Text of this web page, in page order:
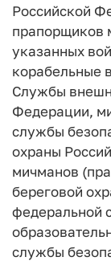
Российской
прапорщиков
указанных
корабельные
Службы
Федерации,
службы
охраны
мичманов
береговой
федеральной
службы